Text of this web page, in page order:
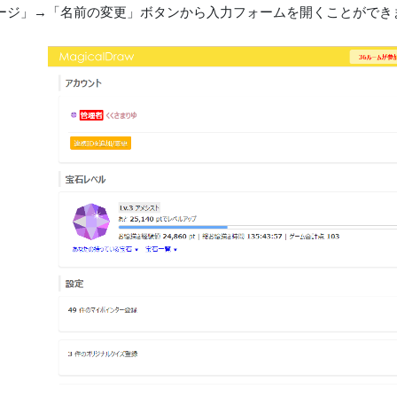
ジ」→「名前の変更」ボタンから入力フォームを開くことができ